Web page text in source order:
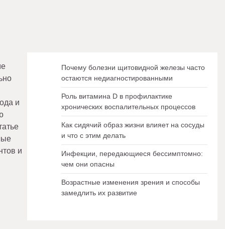
и
и
Почему болезни щитовидной железы часто
остаются недиагностированными
Роль витамина D в профилактике
хронических воспалительных процессов
Как сидячий образ жизни влияет на сосуды
и что с этим делать
Инфекции, передающиеся бессимптомно:
чем они опасны
Возрастные изменения зрения и способы
замедлить их развитие